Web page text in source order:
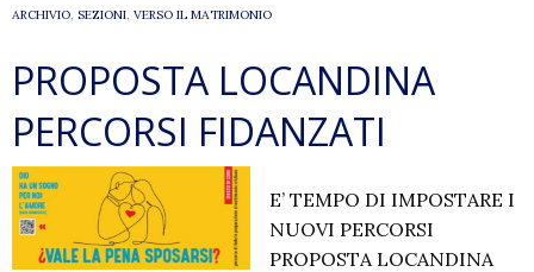
ARCHIVIO, SEZIONI, VERSO IL MATRIMONIO
PROPOSTA LOCANDINA
PERCORSI FIDANZATI
E’ TEMPO DI IMPOSTARE I
NUOVI PERCORSI
PROPOSTA LOCANDINA